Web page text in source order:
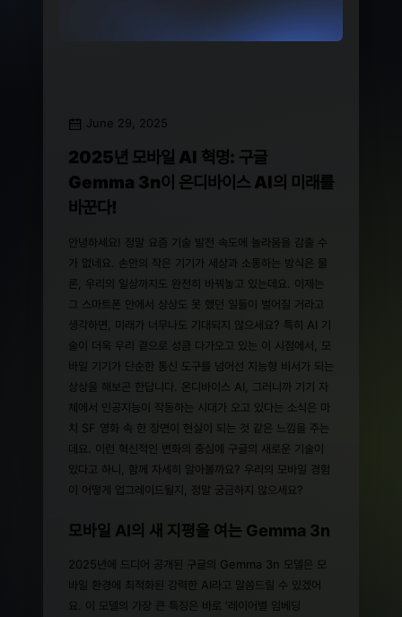
June 29, 2025
2025년 모바일 AI 혁명: 구글
Gemma 3n이 온디바이스 AI의 미래를
바꾼다!
안녕하세요! 정말 요즘 기술 발전 속도에 놀라움을 감출 수
가 없네요. 손안의 작은 기기가 세상과 소통하는 방식은 물
론, 우리의 일상까지도 완전히 바꿔놓고 있는데요. 이제는
그 스마트폰 안에서 상상도 못 했던 일들이 벌어질 거라고
생각하면, 미래가 너무나도 기대되지 않으세요? 특히 AI 기
술이 더욱 우리 곁으로 성큼 다가오고 있는 이 시점에서, 모
바일 기기가 단순한 통신 도구를 넘어선 지능형 비서가 되는
상상을 해보곤 한답니다. 온디바이스 AI, 그러니까 기기 자
체에서 인공지능이 작동하는 시대가 오고 있다는 소식은 마
치 SF 영화 속 한 장면이 현실이 되는 것 같은 느낌을 주는
데요. 이런 혁신적인 변화의 중심에 구글의 새로운 기술이
있다고 하니, 함께 자세히 알아볼까요? 우리의 모바일 경험
이 어떻게 업그레이드될지, 정말 궁금하지 않으세요?
모바일 AI의 새 지평을 여는 Gemma 3n
2025년에 드디어 공개된 구글의 Gemma 3n 모델은 모
바일 환경에 최적화된 강력한 AI라고 말씀드릴 수 있겠어
요. 이 모델의 가장 큰 특징은 바로 '레이어별 임베딩